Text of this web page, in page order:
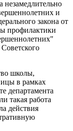
незамедлительно
и
закона от
профилактики
школы,
в рамках
департамента
такая работа
действия